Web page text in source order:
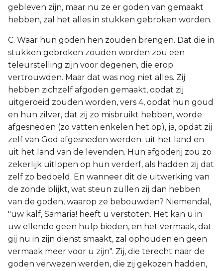
gebleven zijn, maar nu ze er goden van gemaakt
hebben, zal het alles in stukken gebroken worden.
C. Waar hun goden hen zouden brengen. Dat die in
stukken gebroken zouden worden zou een
teleurstelling zijn voor degenen, die erop
vertrouwden. Maar dat was nog niet alles. Zij
hebben zichzelf afgoden gemaakt, opdat zij
uitgeroeid zouden worden, vers 4, opdat hun goud
en hun zilver, dat zij zo misbruikt hebben, worde
afgesneden (zo vatten enkelen het op), ja, opdat zij
zelf van God afgesneden werden. uit het land en
uit het land van de levenden. Hun afgoderij zou zo
zekerlijk uitlopen op hun verderf, als hadden zij dat
zelf zo bedoeld. En wanneer dit de uitwerking van
de zonde blijkt, wat steun zullen zij dan hebben
van de goden, waarop ze bebouwden? Niemendal,
"uw kalf, Samaria! heeft u verstoten. Het kan u in
uw ellende geen hulp bieden, en het vermaak, dat
gij nu in zijn dienst smaakt, zal ophouden en geen
vermaak meer voor u zijn". Zij, die terecht naar de
goden verwezen werden, die zij gekozen hadden,